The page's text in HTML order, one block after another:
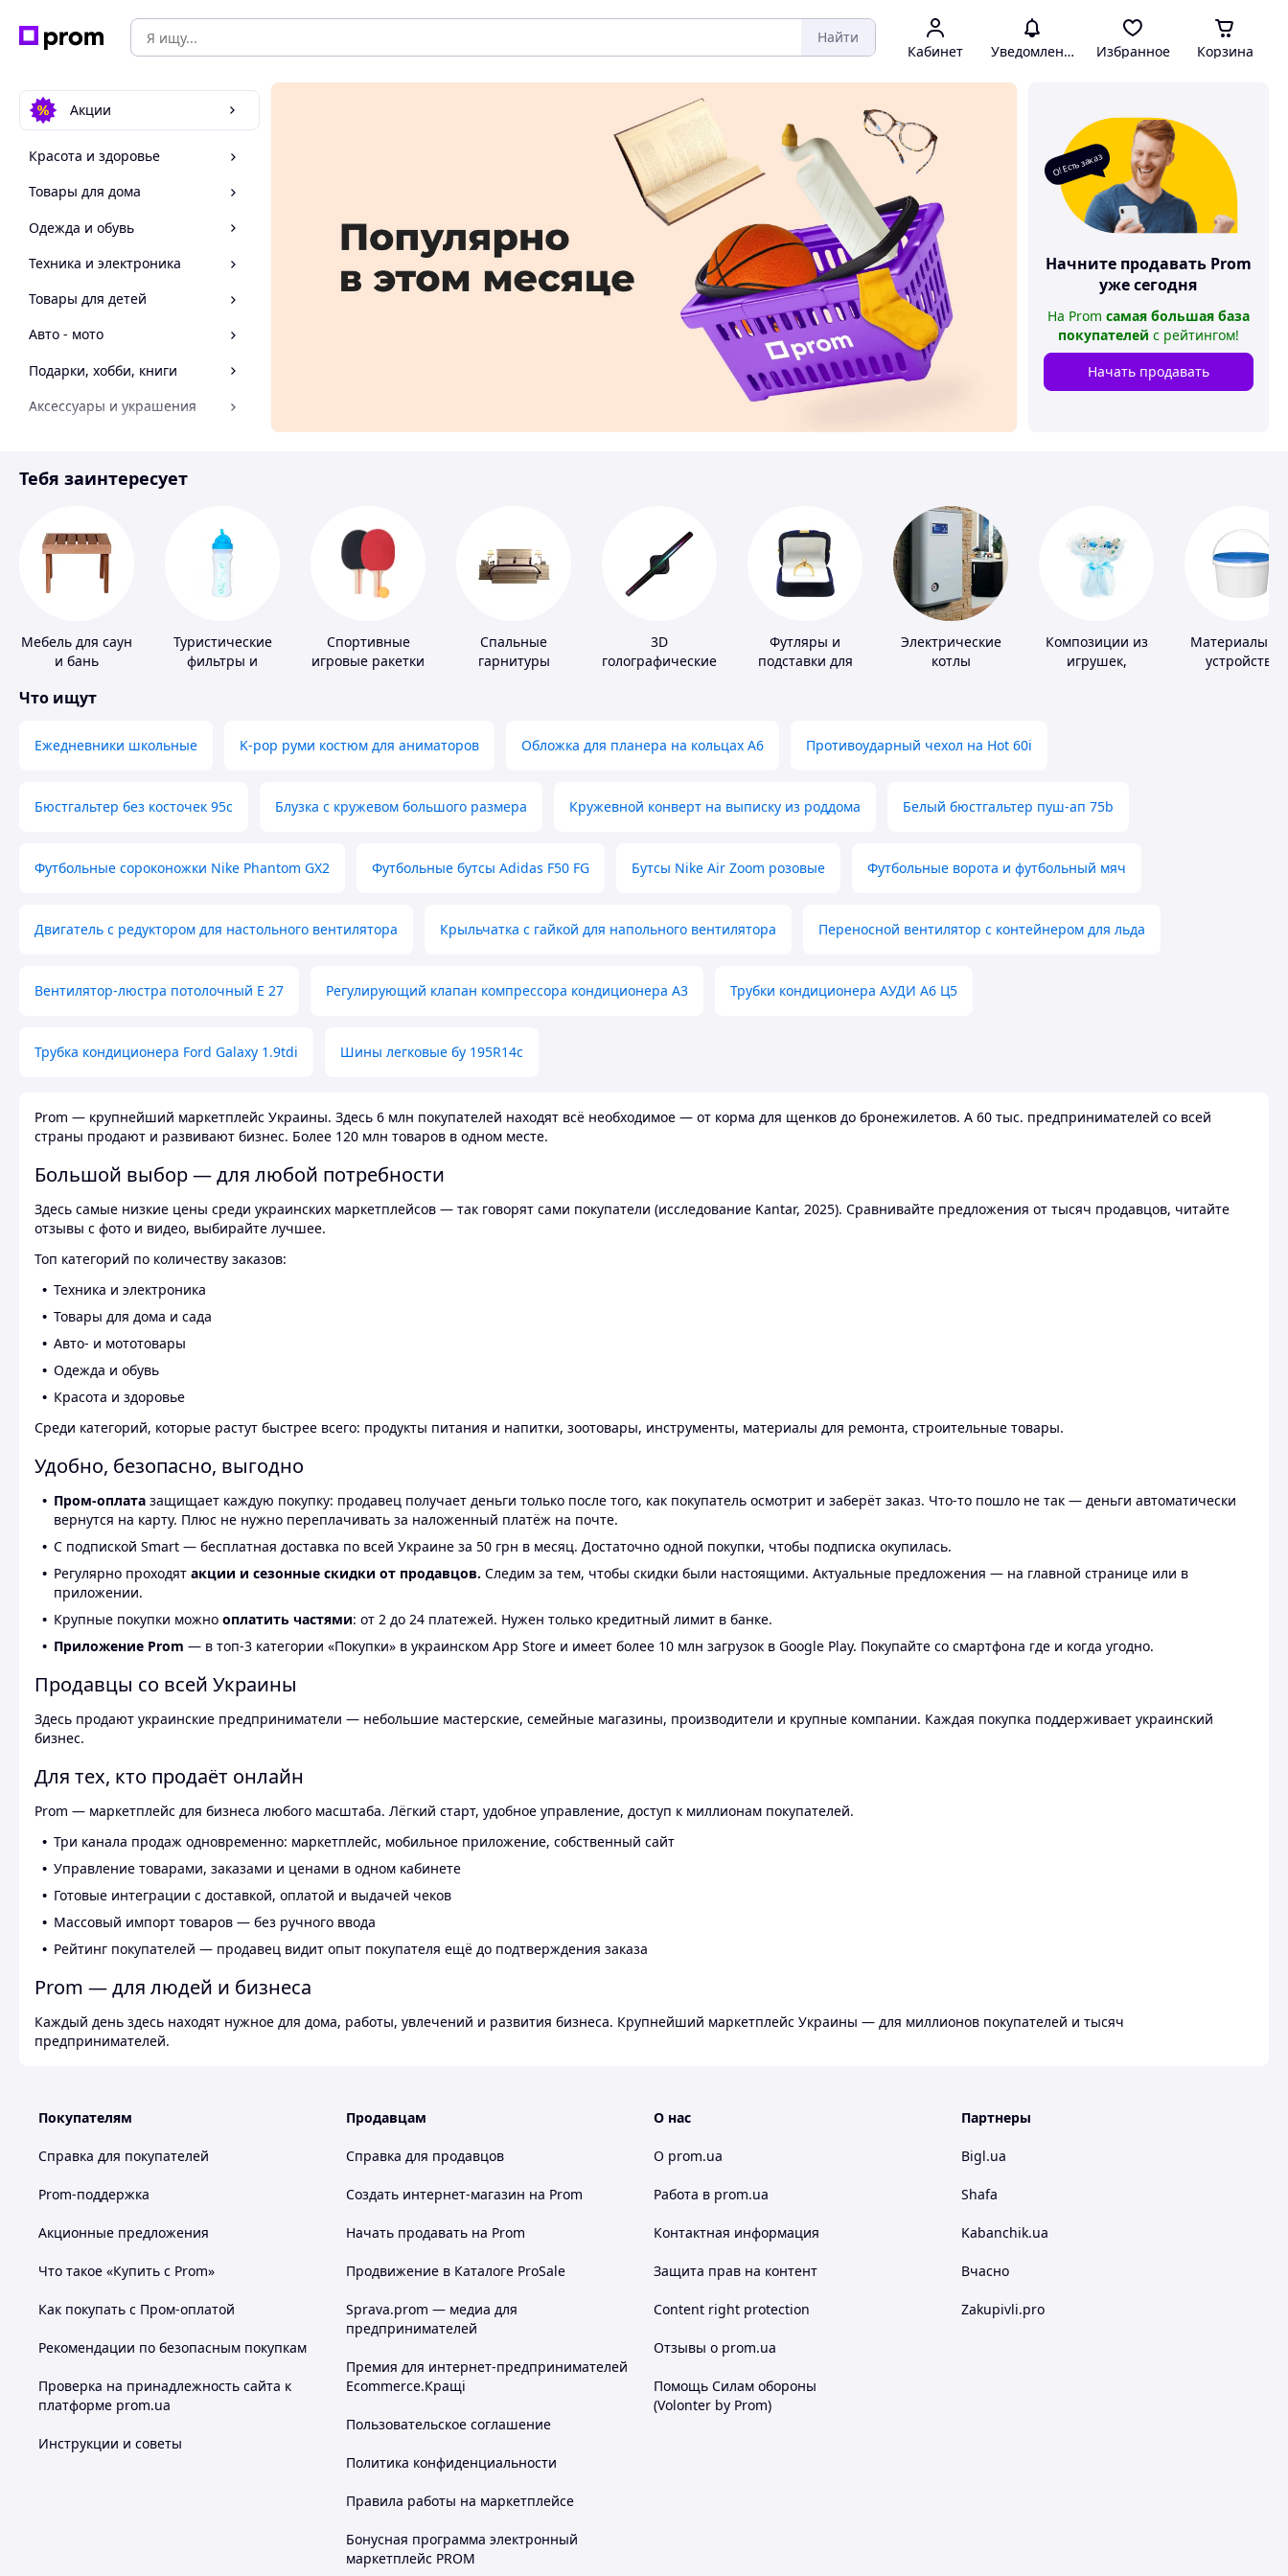
Найти
Кабинет Уведомления Избранное Корзина
Акции
Красота и здоровье
Товары для дома
Одежда и обувь
Техника и электроника
Товары для детей
Авто - мото
Подарки, хобби, книги
Аксессуары и украшения
Спорт и отдых
О! Есть заказ
Начните продавать Prom
уже сегодня
На Prom самая большая база
покупателей с рейтингом!
Начать продавать
Тебя заинтересует
Мебель для саун
и бань
Туристические
фильтры и
Спортивные
игровые ракетки
Спальные
гарнитуры
3D
голографические
Футляры и
подставки для
Электрические
котлы
Композиции из
игрушек,
Материалы
устройства
Что ищут
Ежедневники школьные K-pop руми костюм для аниматоров Обложка для планера на кольцах А6 Противоударный чехол на Hot 60i
Бюстгальтер без косточек 95с Блузка с кружевом большого размера Кружевной конверт на выписку из роддома Белый бюстгальтер пуш-ап 75b
Футбольные сороконожки Nike Phantom GX2 Футбольные бутсы Adidas F50 FG Бутсы Nike Air Zoom розовые Футбольные ворота и футбольный мяч
Двигатель с редуктором для настольного вентилятора Крыльчатка с гайкой для напольного вентилятора Переносной вентилятор с контейнером для льда
Вентилятор-люстра потолочный E 27 Регулирующий клапан компрессора кондиционера А3 Трубки кондиционера АУДИ А6 Ц5
Трубка кондиционера Ford Galaxy 1.9tdi Шины легковые бу 195R14c
Prom — крупнейший маркетплейс Украины. Здесь 6 млн покупателей находят всё необходимое — от корма для щенков до бронежилетов. А 60 тыс. предпринимателей со всей
страны продают и развивают бизнес. Более 120 млн товаров в одном месте.
Большой выбор — для любой потребности
Здесь самые низкие цены среди украинских маркетплейсов — так говорят сами покупатели (исследование Kantar, 2025). Сравнивайте предложения от тысяч продавцов, читайте
отзывы с фото и видео, выбирайте лучшее.
Топ категорий по количеству заказов:
Техника и электроника
Товары для дома и сада
Авто- и мототовары
Одежда и обувь
Красота и здоровье
Среди категорий, которые растут быстрее всего: продукты питания и напитки, зоотовары, инструменты, материалы для ремонта, строительные товары.
Удобно, безопасно, выгодно
Пром-оплата защищает каждую покупку: продавец получает деньги только после того, как покупатель осмотрит и заберёт заказ. Что-то пошло не так — деньги автоматически
вернутся на карту. Плюс не нужно переплачивать за наложенный платёж на почте.
С подпиской Smart — бесплатная доставка по всей Украине за 50 грн в месяц. Достаточно одной покупки, чтобы подписка окупилась.
Регулярно проходят акции и сезонные скидки от продавцов. Следим за тем, чтобы скидки были настоящими. Актуальные предложения — на главной странице или в
приложении.
Крупные покупки можно оплатить частями: от 2 до 24 платежей. Нужен только кредитный лимит в банке.
Приложение Prom — в топ-3 категории «Покупки» в украинском App Store и имеет более 10 млн загрузок в Google Play. Покупайте со смартфона где и когда угодно.
Продавцы со всей Украины
Здесь продают украинские предприниматели — небольшие мастерские, семейные магазины, производители и крупные компании. Каждая покупка поддерживает украинский
бизнес.
Для тех, кто продаёт онлайн
Prom — маркетплейс для бизнеса любого масштаба. Лёгкий старт, удобное управление, доступ к миллионам покупателей.
Три канала продаж одновременно: маркетплейс, мобильное приложение, собственный сайт
Управление товарами, заказами и ценами в одном кабинете
Готовые интеграции с доставкой, оплатой и выдачей чеков
Массовый импорт товаров — без ручного ввода
Рейтинг покупателей — продавец видит опыт покупателя ещё до подтверждения заказа
Prom — для людей и бизнеса
Каждый день здесь находят нужное для дома, работы, увлечений и развития бизнеса. Крупнейший маркетплейс Украины — для миллионов покупателей и тысяч
предпринимателей.
Покупателям
Справка для покупателей
Prom-поддержка
Акционные предложения
Что такое «Купить с Prom»
Как покупать с Пром-оплатой
Рекомендации по безопасным покупкам
Проверка на принадлежность сайта к
платформе prom.ua
Инструкции и советы
Продавцам
Справка для продавцов
Создать интернет-магазин на Prom
Начать продавать на Prom
Продвижение в Каталоге ProSale
Sprava.prom — медиа для
предпринимателей
Премия для интернет-предпринимателей
Ecommerce.Кращі
Пользовательское соглашение
Политика конфиденциальности
Правила работы на маркетплейсе
Бонусная программа электронный
маркетплейс PROM
О нас
О prom.ua
Работа в prom.ua
Контактная информация
Защита прав на контент
Content right protection
Отзывы о prom.ua
Помощь Силам обороны
(Volonter by Prom)
Партнеры
Bigl.ua
Shafa
Kabanchik.ua
Вчасно
Zakupivli.pro